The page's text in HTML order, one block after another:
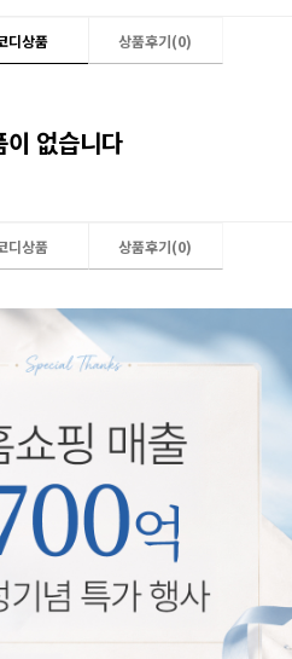
디상품 상품후기(0)
이 없습니다
디상품 상품후기(0)